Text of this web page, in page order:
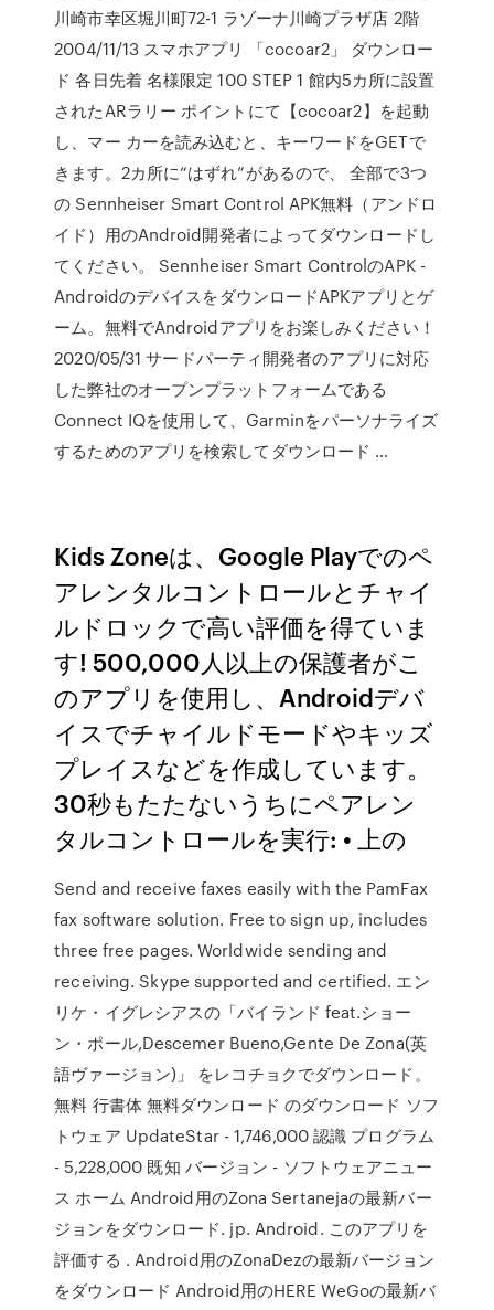
川崎市幸区堀川町72-1 ラゾーナ川崎プラザ店 2階
2004/11/13 スマホアプリ 「cocoar2」 ダウンロー
ド 各日先着 名様限定 100 STEP 1 館内5カ所に設置
されたARラリー ポイントにて【cocoar2】を起動
し、マー カーを読み込むと、キーワードをGETで
きます。2カ所に“はずれ”があるので、 全部で3つ
の Sennheiser Smart Control APK無料（アンドロ
イド）用のAndroid開発者によってダウンロードし
てください。 Sennheiser Smart ControlのAPK -
AndroidのデバイスをダウンロードAPKアプリとゲ
ーム。無料でAndroidアプリをお楽しみください！
2020/05/31 サードパーティ開発者のアプリに対応
した弊社のオープンプラットフォームである
Connect IQを使用して、Garminをパーソナライズ
するためのアプリを検索してダウンロード …
Kids Zoneは、Google Playでのペ
アレンタルコントロールとチャイ
ルドロックで高い評価を得ていま
す! 500,000人以上の保護者がこ
のアプリを使用し、Androidデバ
イスでチャイルドモードやキッズ
プレイスなどを作成しています。
30秒もたたないうちにペアレン
タルコントロールを実行: • 上の
Send and receive faxes easily with the PamFax
fax software solution. Free to sign up, includes
three free pages. Worldwide sending and
receiving. Skype supported and certified. エン
リケ・イグレシアスの「バイランド feat.ショー
ン・ポール,Descemer Bueno,Gente De Zona(英
語ヴァージョン)」 をレコチョクでダウンロード。
無料 行書体 無料ダウンロード のダウンロード ソフ
トウェア UpdateStar - 1,746,000 認識 プログラム
- 5,228,000 既知 バージョン - ソフトウェアニュー
ス ホーム Android用のZona Sertanejaの最新バー
ジョンをダウンロード. jp. Android. このアプリを
評価する . Android用のZonaDezの最新バージョン
をダウンロード Android用のHERE WeGoの最新バ